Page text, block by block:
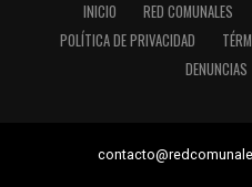
INICIO RED COMUNALES
POLÍTICA DE PRIVACIDAD
DENUNCIAS